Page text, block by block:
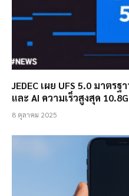
JEDEC เผย UFS 5.0 มาต
และ AI ความเร็วสูงสุด
8 ตุลาคม 2025